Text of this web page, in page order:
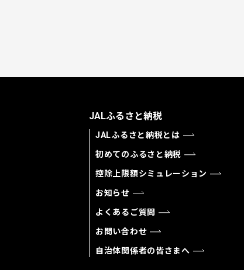
JALふるさと納税
JALふるさと納税とは
初めてのふるさと納税
控除上限額シミュレーション
お知らせ
よくあるご質問
お問い合わせ
自治体関係者の皆さまへ